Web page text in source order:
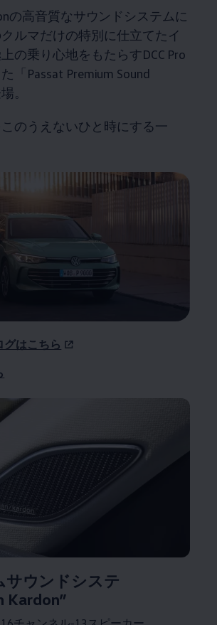
の高音質なサウンドシステムに
ルマだけの特別に仕立てたイ
の乗り心地をもたらすDCC Pro
「Passat Premium Sound
。
のうえないひと時にする一
グはこちら
サウンドシステ
Kardon”